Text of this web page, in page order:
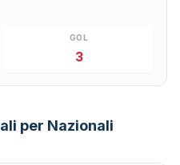
GOL
3
per Nazionali